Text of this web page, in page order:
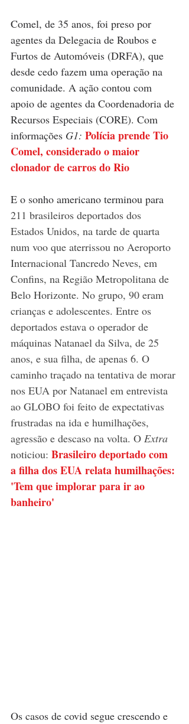
Comel, de 35 anos, foi preso por
agentes da Delegacia de Roubos e
Furtos de Automóveis (DRFA), que
desde cedo fazem uma operação na
comunidade. A ação contou com
apoio de agentes da Coordenadoria de
Recursos Especiais (CORE). Com
informações G1: Polícia prende Tio
Comel, considerado o maior
clonador de carros do Rio
E o sonho americano terminou para
211 brasileiros deportados dos
Estados Unidos, na tarde de quarta
num voo que aterrissou no Aeroporto
Internacional Tancredo Neves, em
Confins, na Região Metropolitana de
Belo Horizonte. No grupo, 90 eram
crianças e adolescentes. Entre os
deportados estava o operador de
máquinas Natanael da Silva, de 25
anos, e sua filha, de apenas 6. O
caminho traçado na tentativa de morar
nos EUA por Natanael em entrevista
ao GLOBO foi feito de expectativas
frustradas na ida e humilhações,
agressão e descaso na volta. O Extra
noticiou: Brasileiro deportado com
a filha dos EUA relata humilhações:
'Tem que implorar para ir ao
banheiro'
Os casos de covid segue crescendo e